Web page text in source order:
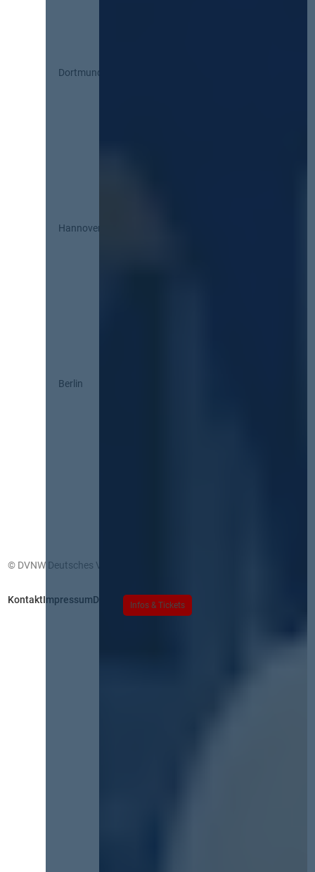
Infos & Tickets
Dortmund
Hannover
Berlin
© DVNW Deutsches Vergabenetzwerk GmbH
KontaktImpressumDatenschutz